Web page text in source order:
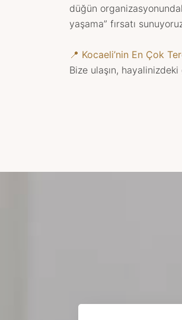
düğün
yaşama” fırsatı
📍 Kocaeli’nin En Çok
Bize ulaşın,